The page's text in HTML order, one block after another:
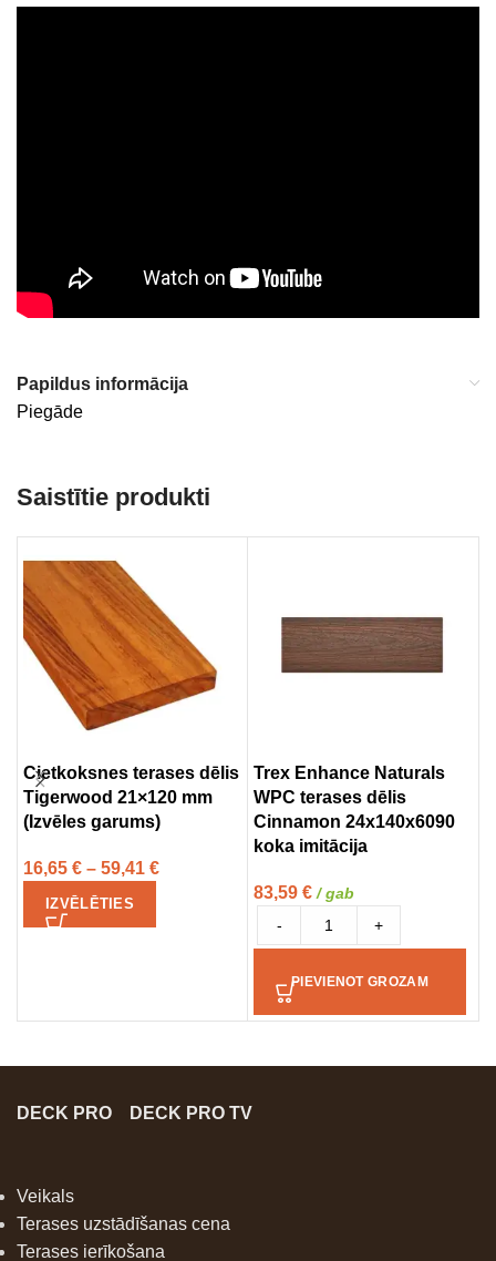
Papildus informācija
Piegāde
Saistītie produkti
Cietkoksnes terases dēlis
Tigerwood 21×120 mm
(Izvēles garums)
16,65 € – 59,41 €
IZVĒLĒTIES
Trex Enhance Naturals
WPC terases dēlis
Cinnamon 24x140x6090
koka imitācija
83,59 € / gab
-
+
PIEVIENOT GROZAM
DECK PRO DECK PRO TV
Veikals
Terases uzstādīšanas cena
Terases ierīkošana